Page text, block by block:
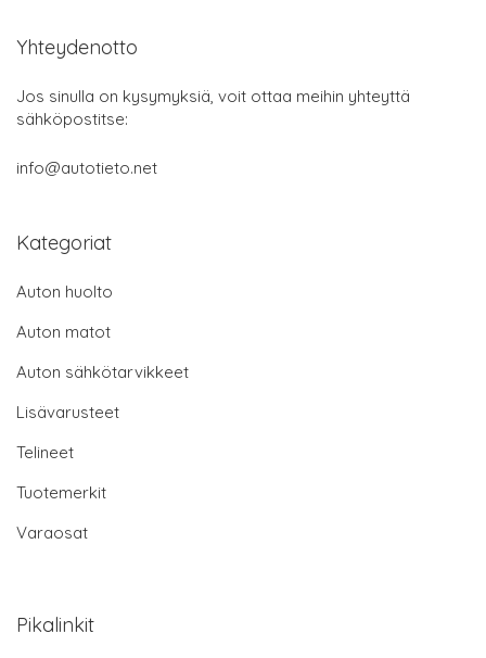
Yhteydenotto
Jos sinulla on kysymyksiä, voit ottaa meihin yhteyttä
sähköpostitse:
info@autotieto.net
Kategoriat
Auton huolto
Auton matot
Auton sähkötarvikkeet
Lisävarusteet
Telineet
Tuotemerkit
Varaosat
Pikalinkit